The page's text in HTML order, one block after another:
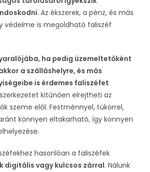
. Az ékszerek, a pénz, és más
védelme is megoldható faliszéf
ha pedig üzemeltetőként
a szálláshelyre, és más
is érdemes faliszéfet
szerkezetet kitűnően elrejtheti az
szeme elől. Festménnyel, tükörrel,
könnyen eltakarható, így könnyen
hasonlóan a faliszéfek
digitális vagy kulcsos zárral. Nálunk